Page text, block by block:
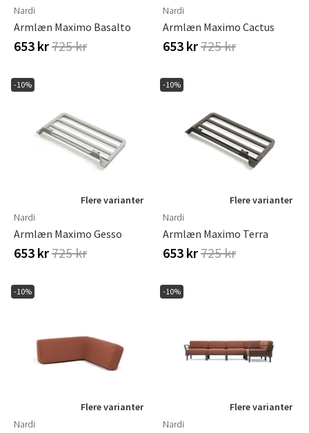
Norge
Suomi
Nardi
Armlæn Maximo Basalto
653 kr725 kr
Nardi
Armlæn Maximo Cactus
653 kr725 kr
-10%
Flere varianter
Nardi
Armlæn Maximo Gesso
653 kr725 kr
-10%
Flere varianter
Nardi
Armlæn Maximo Terra
653 kr725 kr
-10%
Flere varianter
Nardi
-10%
Flere varianter
Nardi